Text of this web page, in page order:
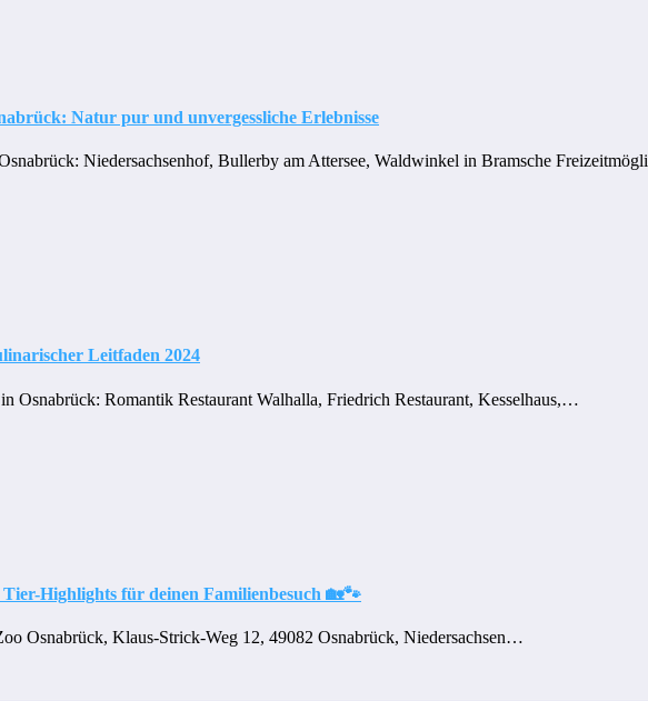
Natur pur und unvergessliche Erlebnisse
Niedersachsenhof, Bullerby am Attersee, Waldwinkel in Bramsche
Leitfaden 2024
Osnabrück: Romantik Restaurant Walhalla, Friedrich Restaurant, Kesselhaus,…
Highlights für deinen Familienbesuch 🏡🐾
Osnabrück, Klaus-Strick-Weg 12, 49082 Osnabrück, Niedersachsen…